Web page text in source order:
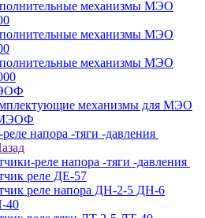
механизмы МЭО
механизмы МЭО
механизмы МЭО
механизмы для МЭО
напора -тяги -давления
реле напора -тяги -давления
реле ДЕ-57
реле напора ДН-2-5 ДН-6
40